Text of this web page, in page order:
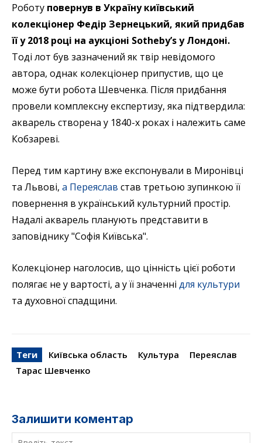
Роботу повернув в Україну київський
колекціонер Федір Зернецький, який придбав
її у 2018 році на аукціоні Sotheby’s у Лондоні.
Тоді лот був зазначений як твір невідомого
автора, однак колекціонер припустив, що це
може бути робота Шевченка. Після придбання
провели комплексну експертизу, яка підтвердила:
акварель створена у 1840-х роках і належить саме
Кобзареві.
Перед тим картину вже експонували в Миронівці
та Львові, а Переяслав став третьою зупинкою її
повернення в український культурний простір.
Надалі акварель планують представити в
заповіднику "Софія Київська".
Колекціонер наголосив, що цінність цієї роботи
полягає не у вартості, а у її значенні для культури
та духовної спадщини.
Теги Київська область Культура
Переяслав
Тарас Шевченко
Залишити коментар